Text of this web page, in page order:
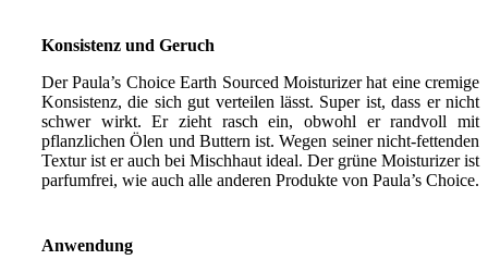
Konsistenz und Geruch
Der Paula’s Choice Earth Sourced Moisturizer hat eine cremige
Konsistenz, die sich gut verteilen lässt. Super ist, dass er nicht
schwer wirkt. Er zieht rasch ein, obwohl er randvoll mit
pflanzlichen Ölen und Buttern ist. Wegen seiner nicht-fettenden
Textur ist er auch bei Mischhaut ideal. Der grüne Moisturizer ist
parfumfrei, wie auch alle anderen Produkte von Paula’s Choice.
Anwendung